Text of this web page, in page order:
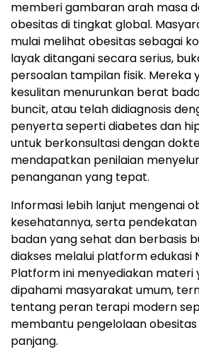
memberi gambaran arah masa
obesitas di tingkat global.
mulai melihat obesitas sebagai
layak ditangani secara serius,
persoalan tampilan fisik. Mereka
kesulitan menurunkan berat
buncit, atau telah didiagnosis
penyerta seperti diabetes dan
untuk berkonsultasi dengan
mendapatkan penilaian
penanganan yang tepat.
Informasi lebih lanjut mengenai
kesehatannya, serta
badan yang sehat dan berbasis
diakses melalui platform edukasi
Platform ini menyediakan materi
dipahami masyarakat umum,
tentang peran terapi modern
membantu pengelolaan
panjang.